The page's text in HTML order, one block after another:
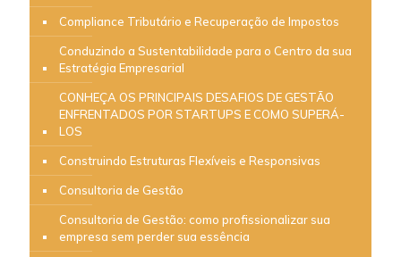
Compliance Tributário e Recuperação de Impostos
Conduzindo a Sustentabilidade para o Centro da sua
Estratégia Empresarial
CONHEÇA OS PRINCIPAIS DESAFIOS DE GESTÃO
ENFRENTADOS POR STARTUPS E COMO SUPERÁ-
LOS
Construindo Estruturas Flexíveis e Responsivas
Consultoria de Gestão
Consultoria de Gestão: como profissionalizar sua
empresa sem perder sua essência